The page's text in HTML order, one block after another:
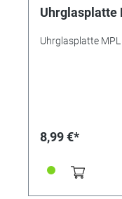
Uhrglasplatte
Uhrglasplatte
8,99 €*